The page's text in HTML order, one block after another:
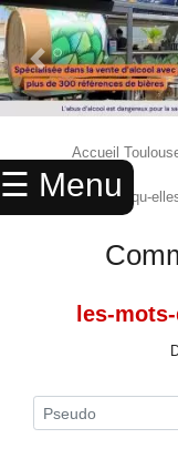
☰ Menu
× ACCUEIL
ANNUAIRE
CINEMA
SPORTS
Previous Slide
Accueil
les-mots-qu-
les-